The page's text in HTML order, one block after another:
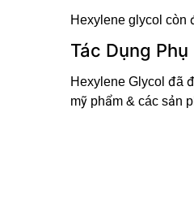
Hexylene glycol còn
Tác Dụng Phụ
Hexylene Glycol đã
mỹ phẩm & các sản